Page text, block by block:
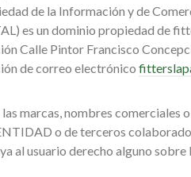
de la Información y de
es un dominio propiedad de
Calle Pintor Francisco
de correo electrónico
las marcas, nombres comerciales
o de terceros
al usuario derecho alguno